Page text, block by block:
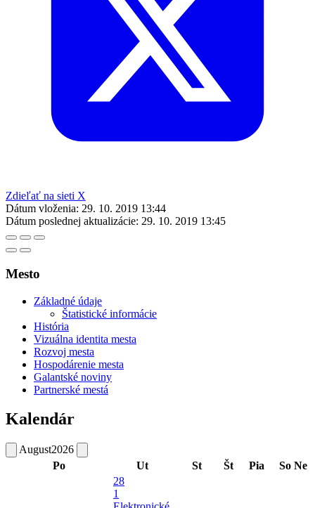
Zdieľať na sieti X
Dátum vloženia: 29. 10. 2019 13:44
Dátum poslednej aktualizácie: 29. 10. 2019 13:45
Mesto
Základné údaje
Štatistické informácie
História
Vizuálna identita mesta
Rozvoj mesta
Hospodárenie mesta
Galantské noviny
Partnerské mestá
Kalendár
August2026
Po
Ut St Št Pia So Ne
28
1